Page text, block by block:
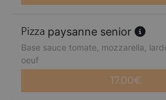
paysanne senior
Base sauce tomate, mozzarella,
oeuf
17.00€